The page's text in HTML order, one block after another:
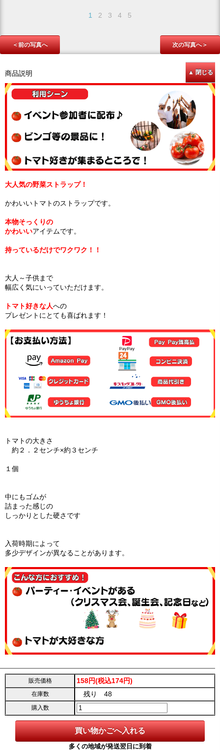
1 2 3 4 5
＜前の写真へ 次の写真へ＞
商品説明
大人気の野菜ストラップ！
かわいいトマトのストラップです。
本物そっくりの
かわいいアイテムです。
持っているだけでワクワク！！
大人～子供まで
幅広く気にいっていただけます。
トマト好きな人への
プレゼントにとても喜ばれます！
トマトの大きさ
約２．２センチ×約３センチ
１個
中にもゴムが
詰まった感じの
しっかりとした硬さです
入荷時期によって
多少デザインが異なることがあります。
販売価格 158円(税込174円)
在庫数 残り 48
購入数
多くの地域が発送翌日に到着